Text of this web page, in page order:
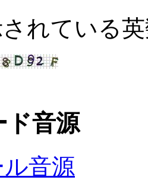
れている
ド音源
音源